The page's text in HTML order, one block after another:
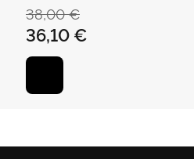
38,00 €
36,10 €